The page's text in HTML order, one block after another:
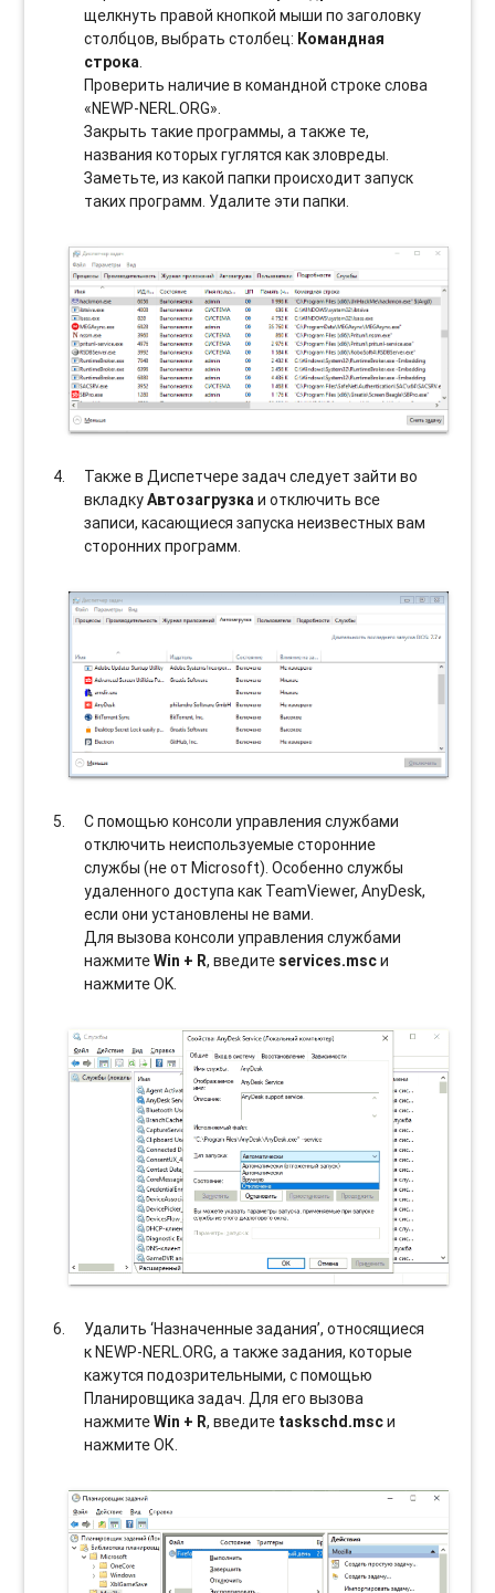
щелкнуть правой кнопкой мыши по заголовку
столбцов, выбрать столбец: Командная
строка.
Проверить наличие в командной строке слова
«NEWP-NERL.ORG».
Закрыть такие программы, а также те,
названия которых гуглятся как зловреды.
Заметьте, из какой папки происходит запуск
таких программ. Удалите эти папки.
Также в Диспетчере задач следует зайти во
вкладкуАвтозагрузкаи отключить все
записи, касающиеся запуска неизвестных вам
сторонних программ.
С помощью консоли управления службами
отключить неиспользуемые сторонние
службы (не от Microsoft). Особенно службы
удаленного доступа как TeamViewer, AnyDesk,
если они установлены не вами.
Для вызова консоли управления службами
нажмитеWin + R, введите services.mscи
нажмите OK.
Удалить ‘Назначенные задания’, относящиеся
к NEWP-NERL.ORG, а также задания, которые
кажутся подозрительными, с помощью
Планировщика задач. Для его вызова
нажмитеWin + R, введите taskschd.mscи
нажмите ОК.